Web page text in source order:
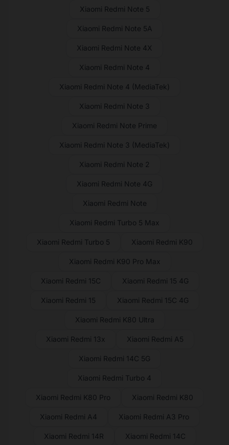
Xiaomi Redmi Note 5
Xiaomi Redmi Note 5A
Xiaomi Redmi Note 4X
Xiaomi Redmi Note 4
Xiaomi Redmi Note 4 (MediaTek)
Xiaomi Redmi Note 3
Xiaomi Redmi Note Prime
Xiaomi Redmi Note 3 (MediaTek)
Xiaomi Redmi Note 2
Xiaomi Redmi Note 4G
Xiaomi Redmi Note
Xiaomi Redmi Turbo 5 Max
Xiaomi Redmi Turbo 5 Xiaomi Redmi K90
Xiaomi Redmi K90 Pro Max
Xiaomi Redmi 15C Xiaomi Redmi 15 4G
Xiaomi Redmi 15 Xiaomi Redmi 15C 4G
Xiaomi Redmi K80 Ultra
Xiaomi Redmi 13x Xiaomi Redmi A5
Xiaomi Redmi 14C 5G
Xiaomi Redmi Turbo 4
Xiaomi Redmi K80 Pro Xiaomi Redmi K80
Xiaomi Redmi A4 Xiaomi Redmi A3 Pro
Xiaomi Redmi 14R Xiaomi Redmi 14C